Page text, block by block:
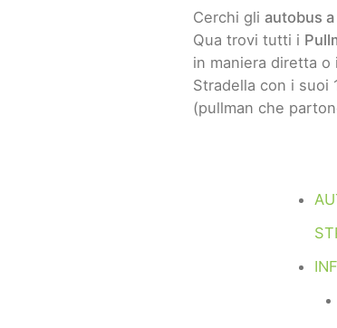
Cerchi gli autobus
Qua trovi tutti i
in maniera diretta
Stradella con i suoi
(pullman che